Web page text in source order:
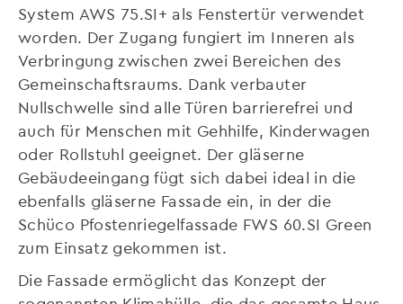
System AWS 75.SI+ als Fenstertür verwendet
worden. Der Zugang fungiert im Inneren als
Verbringung zwischen zwei Bereichen des
Gemeinschaftsraums. Dank verbauter
Nullschwelle sind alle Türen barrierefrei und
auch für Menschen mit Gehhilfe, Kinderwagen
oder Rollstuhl geeignet. Der gläserne
Gebäudeeingang fügt sich dabei ideal in die
ebenfalls gläserne Fassade ein, in der die
Schüco Pfostenriegelfassade FWS 60.SI Green
zum Einsatz gekommen ist.
Die Fassade ermöglicht das Konzept der